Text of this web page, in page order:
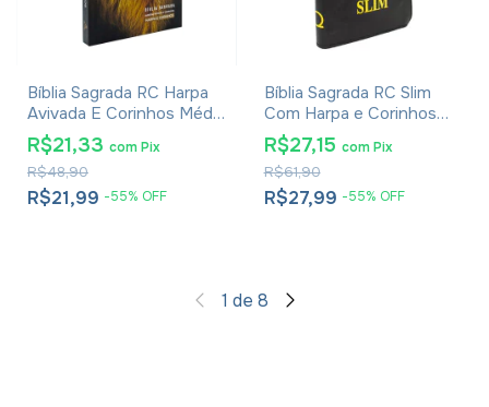
Bíblia Sagrada RC Harpa
Avivada E Corinhos Média
Capa Dura Leão Glória
R$21,99 -55% OFF
R$48,90
R$21,33 comPix
Bíblia Sagrada RC Slim
Com Harpa e Corinhos
Média Luxo Preta
R$27,99 -55% OFF
R$61,90
R$27,15 com Pix
1 de 8